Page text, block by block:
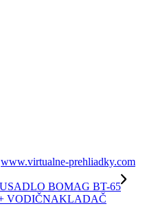
www.virtualne-prehliadky.com
NAKLADAČ